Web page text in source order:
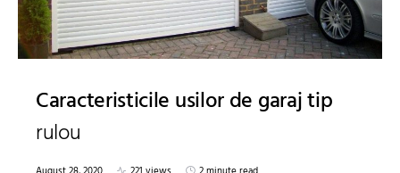
Caracteristicile usilor de garaj tip
rulou